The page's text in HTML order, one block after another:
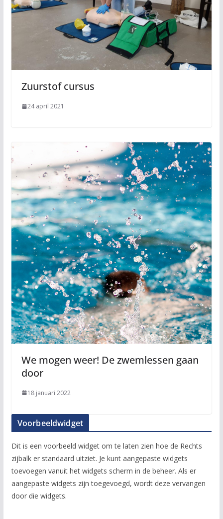
Zuurstof cursus
24 april 2021
We mogen weer! De zwemlessen gaan
door
18 januari 2022
Voorbeeldwidget
Dit is een voorbeeld widget om te laten zien hoe de Rechts
zijbalk er standaard uitziet. Je kunt aangepaste widgets
toevoegen vanuit het widgets scherm in de beheer. Als er
aangepaste widgets zijn toegevoegd, wordt deze vervangen
door die widgets.